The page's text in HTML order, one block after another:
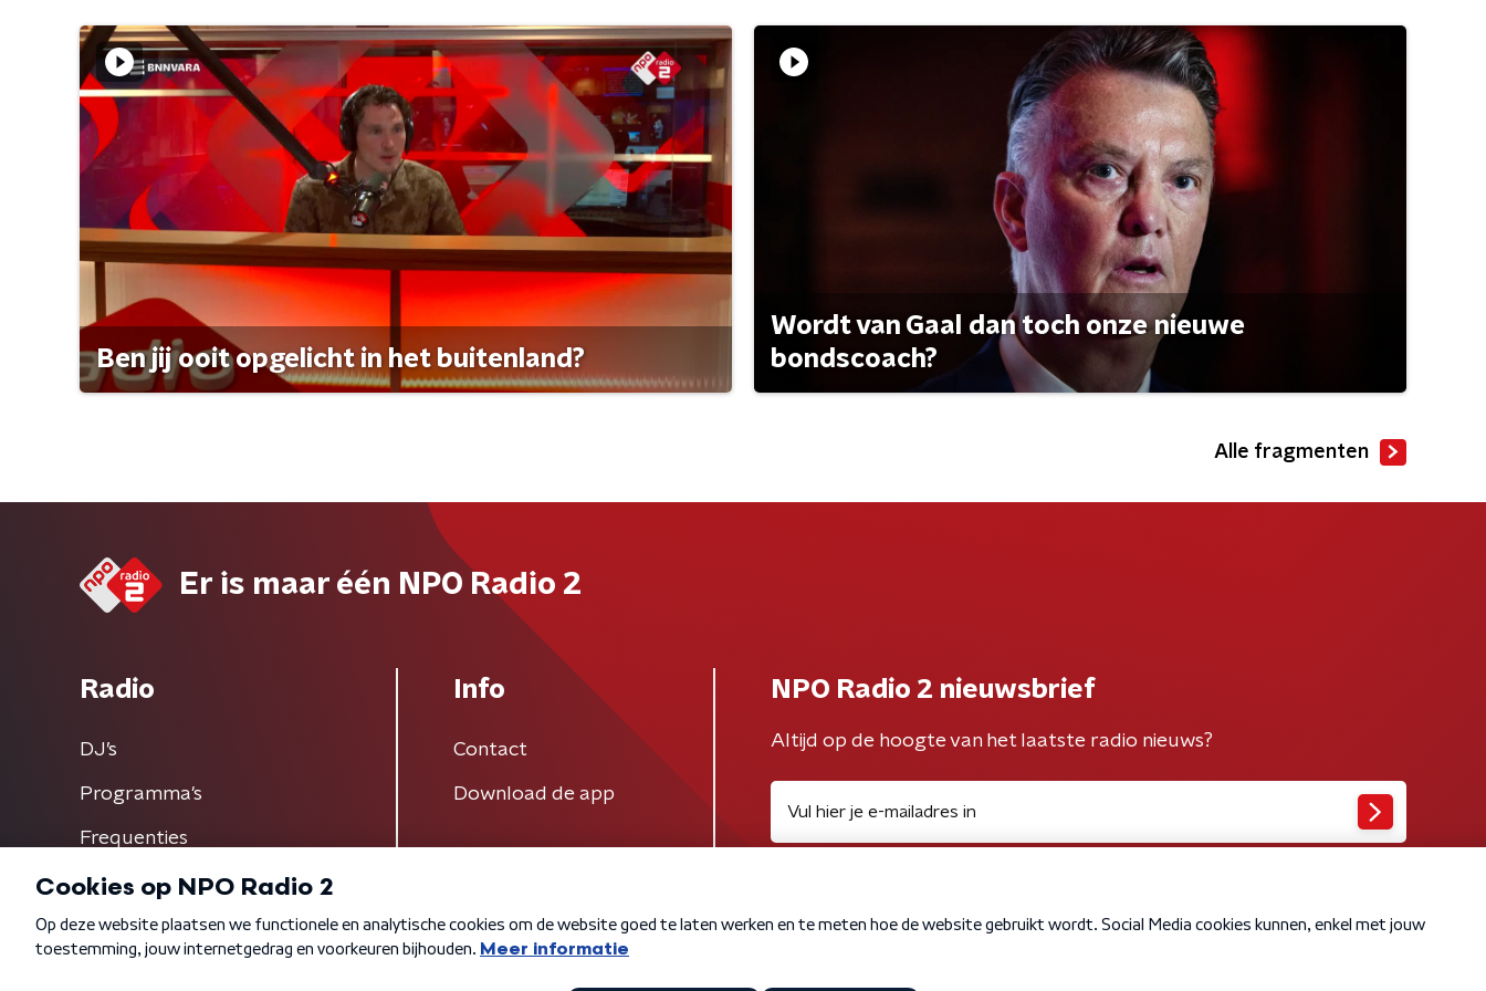
Ben jij ooit opgelicht in het buitenland?
Wordt van Gaal dan toch onze nieuwe
bondscoach?
Alle fragmenten
Er is maar één NPO Radio 2
Radio
DJ’s
Programma's
Frequenties
Info
Contact
Download de app
NPO Radio 2 nieuwsbrief
Altijd op de hoogte van het laatste radio nieuws?
Algemene voorwaarden Privacybeleid